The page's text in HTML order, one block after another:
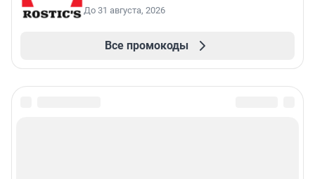
До 31 августа, 2026
Все промокоды